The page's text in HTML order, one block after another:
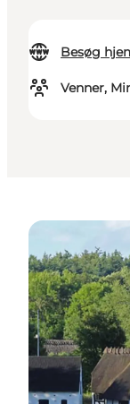
Besøg
Venner,